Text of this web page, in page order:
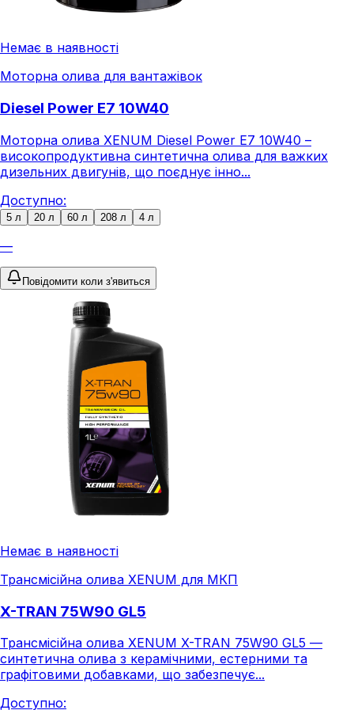
Немає в наявності
Моторна олива для вантажівок
Diesel Power E7 10W40
Моторна олива XENUM Diesel Power E7 10W40 –
високопродуктивна синтетична олива для важких
дизельних двигунів, що поєднує інно...
Доступно:
5 л 20 л 60 л 208 л 4 л
—
Повідомити коли з'явиться
Немає в наявності
Трансмісійна олива XENUM для МКП
X-TRAN 75W90 GL5
Трансмісійна олива XENUM X-TRAN 75W90 GL5 —
синтетична олива з керамічними, естерними та
графітовими добавками, що забезпечує...
Доступно: